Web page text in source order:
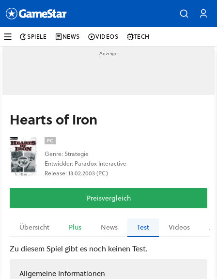
SPIELE NEWS VIDEOS TECH
Hearts of Iron
PC
Genre: Strategie
Entwickler: Paradox Interactive
Release: 13.02.2003 (PC)
Preisvergleich
Übersicht Plus News Test Videos
Zu diesem Spiel gibt es noch keinen Test.
Allgemeine Informationen